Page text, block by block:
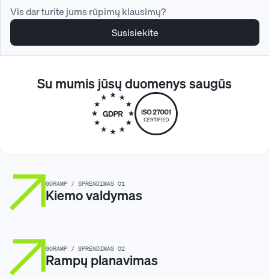
Vis dar turite jums rūpimų klausimų?
Susisiekite
Su mumis jūsų duomenys saugūs
GORAMP / SPRENDIMAS 01
Kiemo valdymas
GORAMP / SPRENDIMAS 02
Rampų planavimas